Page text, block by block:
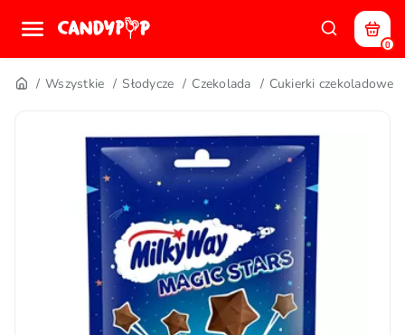
0
Wszystkie Słodycze Czekolada Cukierki czekoladowe